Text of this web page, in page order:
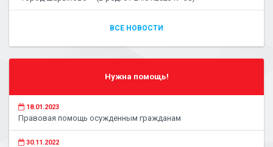
ВСЕ НОВОСТИ
Нужна помощь!
18.01.2023
Правовая помощь осужденным гражданам
30.11.2022